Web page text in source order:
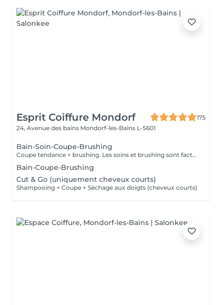
Esprit Coiffure Mondorf
175
24, Avenue des bains Mondorf-les-Bains L-5601
Bain-Soin-Coupe-Brushing
Coupe tendance + brushing. Les soins et brushing sont facturés en fonction de la longueur des cheveux.
Bain-Coupe-Brushing
Cut & Go (uniquement cheveux courts)
Shampooing + Coupe + Sèchage aux doigts (cheveux courts)